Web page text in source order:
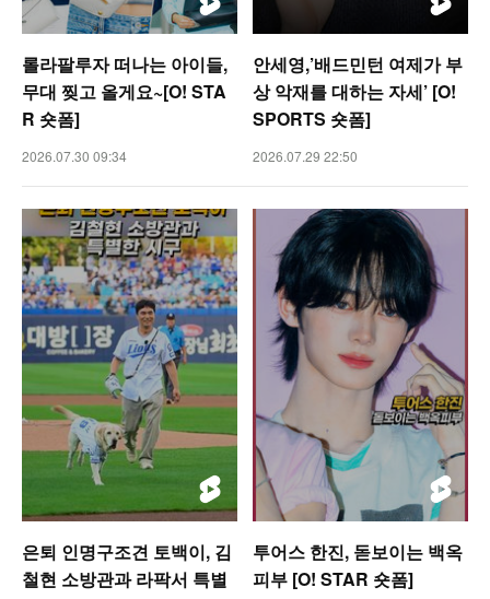
롤라팔루자 떠나는 아이들,
무대 찢고 올게요~[O! STA
R 숏폼]
2026.07.30 09:34
안세영,’배드민턴 여제가 부
상 악재를 대하는 자세’ [O!
SPORTS 숏폼]
2026.07.29 22:50
은퇴 인명구조견 토백이, 김
철현 소방관과 라팍서 특별
투어스 한진, 돋보이는 백옥
피부 [O! STAR 숏폼]